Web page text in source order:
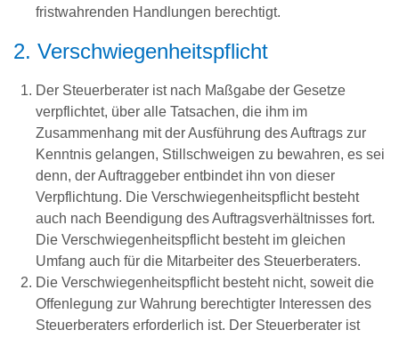
fristwahrenden Handlungen berechtigt.
2. Verschwiegenheitspflicht
Der Steuerberater ist nach Maßgabe der Gesetze
verpflichtet, über alle Tatsachen, die ihm im
Zusammenhang mit der Ausführung des Auftrags zur
Kenntnis gelangen, Stillschweigen zu bewahren, es sei
denn, der Auftraggeber entbindet ihn von dieser
Verpflichtung. Die Verschwiegenheitspflicht besteht
auch nach Beendigung des Auftragsverhältnisses fort.
Die Verschwiegenheitspflicht besteht im gleichen
Umfang auch für die Mitarbeiter des Steuerberaters.
Die Verschwiegenheitspflicht besteht nicht, soweit die
Offenlegung zur Wahrung berechtigter Interessen des
Steuerberaters erforderlich ist. Der Steuerberater ist